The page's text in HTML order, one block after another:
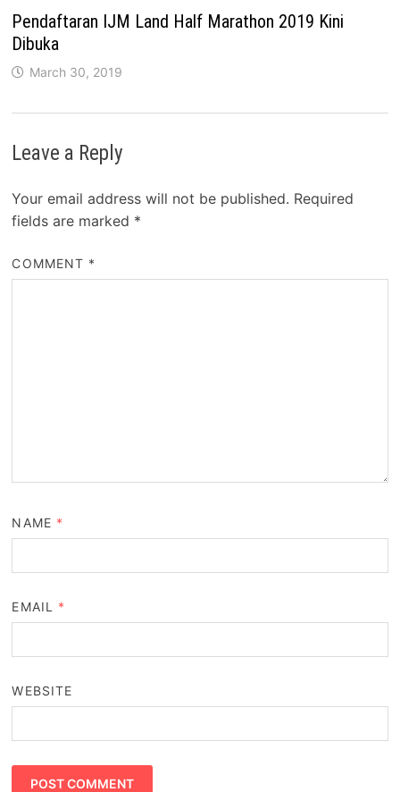
Pendaftaran IJM Land Half Marathon 2019 Kini
Dibuka
March 30, 2019
Leave a Reply
Your email address will not be published. Required
fields are marked *
COMMENT *
NAME *
EMAIL *
WEBSITE